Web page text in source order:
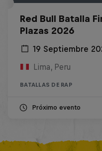
Red Bull Batalla
Plazas 2026
19 Septiembre
Lima, Peru
BATALLAS DE RAP
Próximo evento